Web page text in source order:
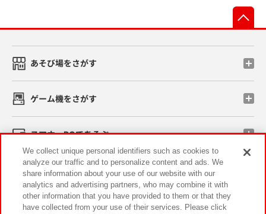
あそび場をさがす
ゲーム機をさがす
スマホ・PCであそぶ
イベント・キャンペーン
We collect unique personal identifiers such as cookies to
analyze our traffic and to personalize content and ads. We
share information about your use of our website with our
analytics and advertising partners, who may combine it with
other information that you have provided to them or that they
have collected from your use of their services. Please click